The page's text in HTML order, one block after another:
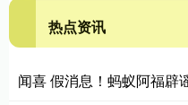
热点资讯
闻喜 假消息！蚂蚁阿福辟